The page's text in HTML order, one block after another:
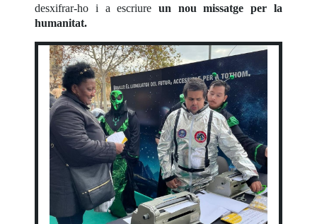
desxifrar-ho i a escriure un nou missatge per la
humanitat.